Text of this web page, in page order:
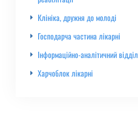
Клініка, дружня до молоді
Господарча частина лікарні
Інформаційно-аналітичний відділ
Харчоблок лікарні